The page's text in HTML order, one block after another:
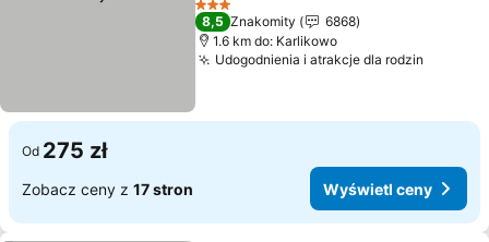
3 Kategoria
8,5 Znakomity
6868
1.6 km do: Karlikowo
Udogodnienia i atrakcje dla rodzin
Od 275 zł
Zobacz ceny z 17 stron Wyświetl ceny